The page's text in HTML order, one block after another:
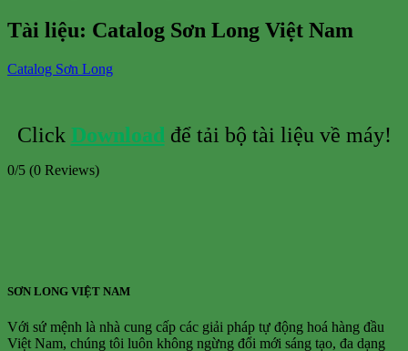
Tài liệu: Catalog Sơn Long Việt Nam
Catalog Sơn Long
Click Download để tải bộ tài liệu về máy!
0/5 (0 Reviews)
SƠN LONG VIỆT NAM
Với sứ mệnh là nhà cung cấp các giải pháp tự động hoá hàng đầu
Việt Nam, chúng tôi luôn không ngừng đổi mới sáng tạo, đa dạng